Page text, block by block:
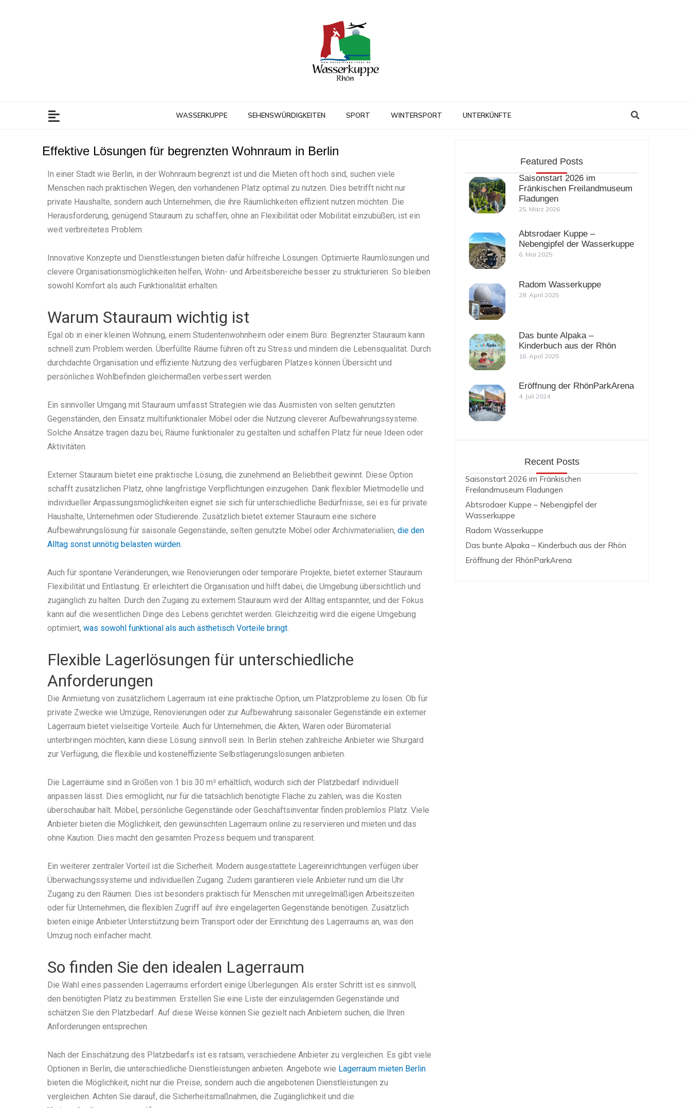
WASSERKUPPE SEHENSWÜRDIGKEITEN SPORT WINTERSPORT UNTERKÜNFTE Search
Effektive Lösungen für begrenzten Wohnraum in Berlin
In einer Stadt wie Berlin, in der Wohnraum begrenzt ist und die Mieten oft hoch sind, suchen viele
Menschen nach praktischen Wegen, den vorhandenen Platz optimal zu nutzen. Dies betrifft nicht nur
private Haushalte, sondern auch Unternehmen, die ihre Räumlichkeiten effizient nutzen möchten. Die
Herausforderung, genügend Stauraum zu schaffen, ohne an Flexibilität oder Mobilität einzubüßen, ist ein
weit verbreitetes Problem.
Innovative Konzepte und Dienstleistungen bieten dafür hilfreiche Lösungen. Optimierte Raumlösungen und
clevere Organisationsmöglichkeiten helfen, Wohn- und Arbeitsbereiche besser zu strukturieren. So bleiben
sowohl Komfort als auch Funktionalität erhalten.
Warum Stauraum wichtig ist
Egal ob in einer kleinen Wohnung, einem Studentenwohnheim oder einem Büro: Begrenzter Stauraum kann
schnell zum Problem werden. Überfüllte Räume führen oft zu Stress und mindern die Lebensqualität. Durch
durchdachte Organisation und effiziente Nutzung des verfügbaren Platzes können Übersicht und
persönliches Wohlbefinden gleichermaßen verbessert werden.
Ein sinnvoller Umgang mit Stauraum umfasst Strategien wie das Ausmisten von selten genutzten
Gegenständen, den Einsatz multifunktionaler Möbel oder die Nutzung cleverer Aufbewahrungssysteme.
Solche Ansätze tragen dazu bei, Räume funktionaler zu gestalten und schaffen Platz für neue Ideen oder
Aktivitäten.
Externer Stauraum bietet eine praktische Lösung, die zunehmend an Beliebtheit gewinnt. Diese Option
schafft zusätzlichen Platz, ohne langfristige Verpflichtungen einzugehen. Dank flexibler Mietmodelle und
individueller Anpassungsmöglichkeiten eignet sie sich für unterschiedliche Bedürfnisse, sei es für private
Haushalte, Unternehmen oder Studierende. Zusätzlich bietet externer Stauraum eine sichere
Aufbewahrungslösung für saisonale Gegenstände, selten genutzte Möbel oder Archivmaterialien, die den
Alltag sonst unnötig belasten würden.
Auch für spontane Veränderungen, wie Renovierungen oder temporäre Projekte, bietet externer Stauraum
Flexibilität und Entlastung. Er erleichtert die Organisation und hilft dabei, die Umgebung übersichtlich und
zugänglich zu halten. Durch den Zugang zu externem Stauraum wird der Alltag entspannter, und der Fokus
kann auf die wesentlichen Dinge des Lebens gerichtet werden. Gleichzeitig wird die eigene Umgebung
optimiert, was sowohl funktional als auch ästhetisch Vorteile bringt.
Flexible Lagerlösungen für unterschiedliche
Anforderungen
Die Anmietung von zusätzlichem Lagerraum ist eine praktische Option, um Platzprobleme zu lösen. Ob für
private Zwecke wie Umzüge, Renovierungen oder zur Aufbewahrung saisonaler Gegenstände ein externer
Lagerraum bietet vielseitige Vorteile. Auch für Unternehmen, die Akten, Waren oder Büromaterial
unterbringen möchten, kann diese Lösung sinnvoll sein. In Berlin stehen zahlreiche Anbieter wie Shurgard
zur Verfügung, die flexible und kosteneffiziente Selbstlagerungslösungen anbieten.
Die Lagerräume sind in Größen von 1 bis 30 m² erhältlich, wodurch sich der Platzbedarf individuell
anpassen lässt. Dies ermöglicht, nur für die tatsächlich benötigte Fläche zu zahlen, was die Kosten
überschaubar hält. Möbel, persönliche Gegenstände oder Geschäftsinventar finden problemlos Platz. Viele
Anbieter bieten die Möglichkeit, den gewünschten Lagerraum online zu reservieren und mieten und das
ohne Kaution. Dies macht den gesamten Prozess bequem und transparent.
Ein weiterer zentraler Vorteil ist die Sicherheit. Modern ausgestattete Lagereinrichtungen verfügen über
Überwachungssysteme und individuellen Zugang. Zudem garantieren viele Anbieter rund um die Uhr
Zugang zu den Räumen. Dies ist besonders praktisch für Menschen mit unregelmäßigen Arbeitszeiten
oder für Unternehmen, die flexiblen Zugriff auf ihre eingelagerten Gegenstände benötigen. Zusätzlich
bieten einige Anbieter Unterstützung beim Transport oder der Einrichtung des Lagerraums an, was den
Umzug noch einfacher macht.
So finden Sie den idealen Lagerraum
Die Wahl eines passenden Lagerraums erfordert einige Überlegungen. Als erster Schritt ist es sinnvoll,
den benötigten Platz zu bestimmen. Erstellen Sie eine Liste der einzulagernden Gegenstände und
schätzen Sie den Platzbedarf. Auf diese Weise können Sie gezielt nach Anbietern suchen, die Ihren
Anforderungen entsprechen.
Nach der Einschätzung des Platzbedarfs ist es ratsam, verschiedene Anbieter zu vergleichen. Es gibt viele
Optionen in Berlin, die unterschiedliche Dienstleistungen anbieten. Angebote wie Lagerraum mieten Berlin
bieten die Möglichkeit, nicht nur die Preise, sondern auch die angebotenen Dienstleistungen zu
vergleichen. Achten Sie darauf, die Sicherheitsmaßnahmen, die Zugänglichkeit und die
Featured Posts
Saisonstart 2026 im
Fränkischen Freilandmuseum
Fladungen
25. März 2026
Abtsrodaer Kuppe –
Nebengipfel der Wasserkuppe
6. Mai 2025
Radom Wasserkuppe
28. April 2025
Das bunte Alpaka –
Kinderbuch aus der Rhön
16. April 2025
Eröffnung der RhönParkArena
4. Juli 2024
Recent Posts
Saisonstart 2026 im Fränkischen
Freilandmuseum Fladungen
Abtsrodaer Kuppe – Nebengipfel der
Wasserkuppe
Radom Wasserkuppe
Das bunte Alpaka – Kinderbuch aus der Rhön
Eröffnung der RhönParkArena